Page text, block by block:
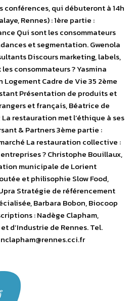
conférences, qui débuteront à 14h
Rennes) : 1ère partie :
Qui sont les consommateurs
et segmentation. Gwenola
Discours marketing, labels,
consommateurs ? Yasmina
Logement Cadre de Vie 35 2ème
Présentation de produits et
et français, Béatrice de
restauration met l’éthique à ses
& Partners 3ème partie :
La restauration collective :
? Christophe Bouillaux,
municipale de Lorient
et philisophie Slow Food,
Stratégie de référencement
Barbara Bobon, Biocoop
: Nadège Clapham,
d’Industrie de Rennes. Tel.